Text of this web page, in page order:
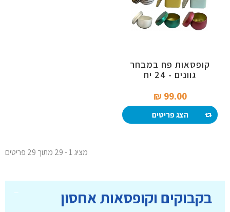
קופסאות פח במבחר
גוונים - 24 יח
99.00 ₪‎
הצג פריטים
מציג 1 - 29 מתוך 29 פריטים
בקבוקים וקופסאות אחסון